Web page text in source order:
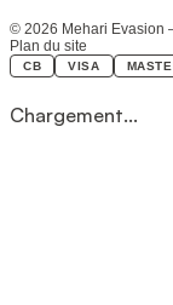
© 2026 Mehari Evasion
Plan du site
CB VISA
Chargement...